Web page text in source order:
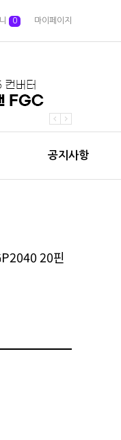
0 마이페이지
공지사항
20핀